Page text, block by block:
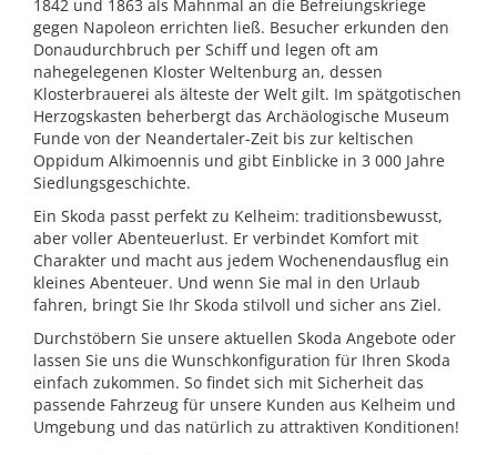
1842 und 1863 als Mahnmal an die Befreiungskriege
gegen Napoleon errichten ließ. Besucher erkunden den
Donaudurchbruch per Schiff und legen oft am
nahegelegenen Kloster Weltenburg an, dessen
Klosterbrauerei als älteste der Welt gilt. Im spätgotischen
Herzogskasten beherbergt das Archäologische Museum
Funde von der Neandertaler-Zeit bis zur keltischen
Oppidum Alkimoennis und gibt Einblicke in 3 000 Jahre
Siedlungsgeschichte.
Ein Skoda passt perfekt zu Kelheim: traditionsbewusst,
aber voller Abenteuerlust. Er verbindet Komfort mit
Charakter und macht aus jedem Wochenendausflug ein
kleines Abenteuer. Und wenn Sie mal in den Urlaub
fahren, bringt Sie Ihr Skoda stilvoll und sicher ans Ziel.
Durchstöbern Sie unsere aktuellen Skoda Angebote oder
lassen Sie uns die Wunschkonfiguration für Ihren Skoda
einfach zukommen. So findet sich mit Sicherheit das
passende Fahrzeug für unsere Kunden aus Kelheim und
Umgebung und das natürlich zu attraktiven Konditionen!